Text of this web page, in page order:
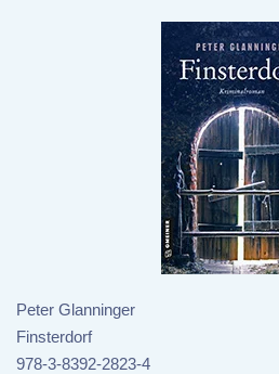
Peter Glanninger
Finsterdorf
978-3-8392-2823-4